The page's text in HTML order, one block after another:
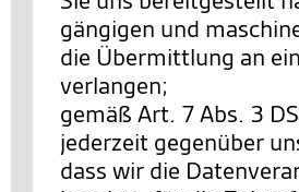
gängigen und
die Übermittlung an
verlangen;
gemäß Art. 7 Abs. 3
jederzeit gegenüber
dass wir die